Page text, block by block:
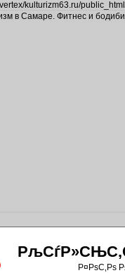
kulturizm63.ru/
Р¤РѕС‚Рѕ